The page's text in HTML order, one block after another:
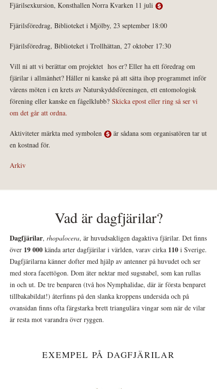
Fjärilsexkursion, Konsthallen Norra Kvarken 11 juli
Fjärilsföredrag, Biblioteket i Mjölby, 23 september 18:00
Fjärilsföredrag, Biblioteket i Trollhättan, 27 oktober 17:30
Vill ni att vi berättar om projektet hos er? Eller ha ett föredrag om
fjärilar i allmänhet? Håller ni kanske på att sätta ihop programmet inför
vårens möten i en krets av Naturskyddsföreningen, ett entomologisk
förening eller kanske en fågelklubb? Skicka epost eller ring så ser vi
om det går att ordna.
Aktiviteter märkta med symbolen
är sådana som organisatören tar ut
en kostnad för.
Arkiv
Vad är dagfjärilar?
Dagfjärilar, rhopalocera, är huvudsakligen dagaktiva fjärilar. Det finns
över 19 000 kända arter dagfjärilar i världen, varav cirka 110 i Sverige.
Dagfjärilarna känner dofter med hjälp av antenner på huvudet och ser
med stora facettögon. Dom äter nektar med sugsnabel, som kan rullas
in och ut. De tre benparen (två hos Nymphalidae, där är första benparet
tillbakabildat!) återfinns på den slanka kroppens undersida och på
ovansidan finns ofta färgstarka brett triangulära vingar som när de vilar
är resta mot varandra över ryggen.
EXEMPEL PÅ DAGFJÄRILAR